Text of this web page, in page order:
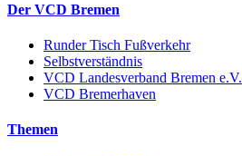
Der VCD Bremen
Runder Tisch Fußverkehr
Selbstverständnis
VCD Landesverband Bremen e.V.
VCD Bremerhaven
Themen